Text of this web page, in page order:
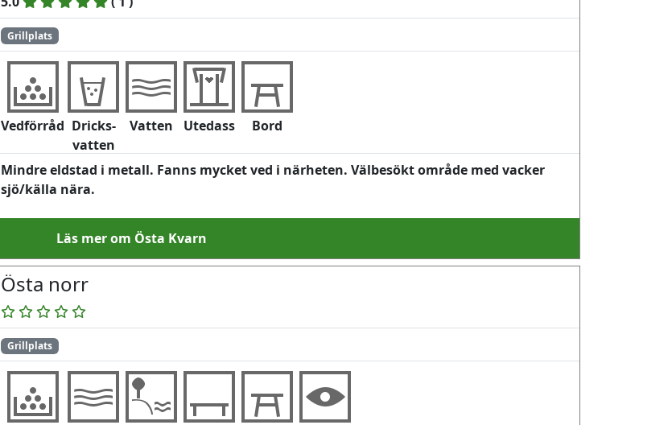
Grillplats
Vedförråd Dricks-
vatten
Vatten Utedass Bord
Mindre eldstad i metall. Fanns mycket ved i närheten. Välbesökt område med vacker
sjö/källa nära.
Läs mer om Östa Kvarn
Östa norr
Grillplats